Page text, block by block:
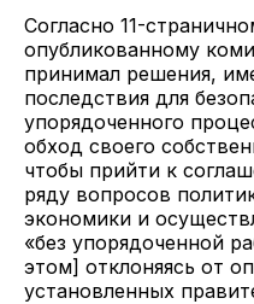
Согласно 11-
опубликованному
принимал решения,
последствия для
упорядоченного
обход своего
чтобы прийти к
ряду вопросов
экономики и
«без упорядоченной
этом] отклоняясь от
установленных